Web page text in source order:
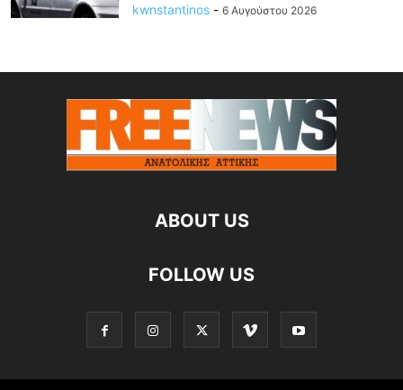
kwnstantinos - 6 Αυγούστου 2026
ABOUT US
FOLLOW US